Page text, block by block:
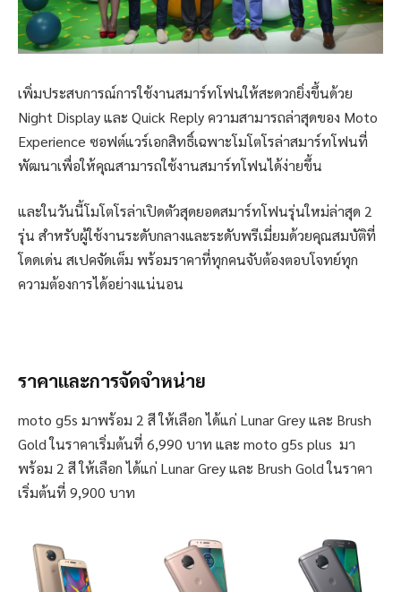
เพิ่มประสบการณ์การใช้งานสมาร์ทโฟนให้สะดวกยิ่งขึ้นด้วย
Night Display และ Quick Reply ความสามารถล่าสุดของ Moto
Experience ซอฟต์แวร์เอกสิทธิ์เฉพาะโมโตโรล่าสมาร์ทโฟนที่
พัฒนาเพื่อให้คุณสามารถใช้งานสมาร์ทโฟนได้ง่ายขึ้น
และในวันนี้โมโตโรล่าเปิดตัวสุดยอดสมาร์ทโฟนรุ่นใหม่ล่าสุด 2
รุ่น สำหรับผู้ใช้งานระดับกลางและระดับพรีเมี่ยมด้วยคุณสมบัติที่
โดดเด่น สเปคจัดเต็ม พร้อมราคาที่ทุกคนจับต้องตอบโจทย์ทุก
ความต้องการได้อย่างแน่นอน
ราคาและการจัดจำหน่าย
moto g5s มาพร้อม 2 สี ให้เลือก ได้แก่ Lunar Grey และ Brush
Gold ในราคาเริ่มต้นที่ 6,990 บาท และ moto g5s plus มา
พร้อม 2 สี ให้เลือก ได้แก่ Lunar Grey และ Brush Gold ในราคา
เริ่มต้นที่ 9,900 บาท